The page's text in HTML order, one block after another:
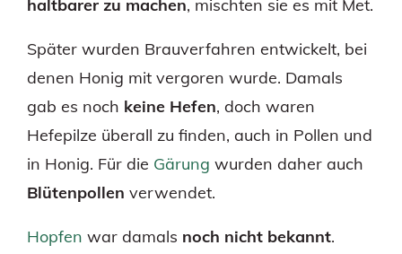
haltbarer zu machen, mischten sie es mit Met.
Später wurden Brauverfahren entwickelt, bei
denen Honig mit vergoren wurde. Damals
gab es noch keine Hefen, doch waren
Hefepilze überall zu finden, auch in Pollen und
in Honig. Für die Gärung wurden daher auch
Blütenpollen verwendet.
Hopfen war damals noch nicht bekannt.